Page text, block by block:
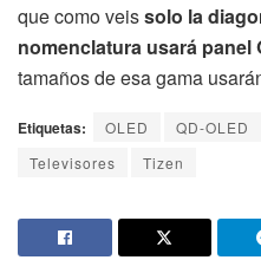
que como veissolo la
nomenclatura usará panel
tamaños de esa gama
Etiquetas: OLED QD-OLED
Televisores
Tizen